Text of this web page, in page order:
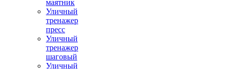
маятник
Уличный
тренажер
пресс
Уличный
тренажер
шаговый
Уличный